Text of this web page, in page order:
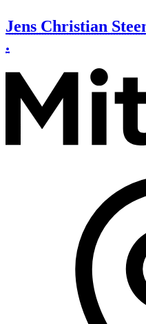
Jens Christian
.